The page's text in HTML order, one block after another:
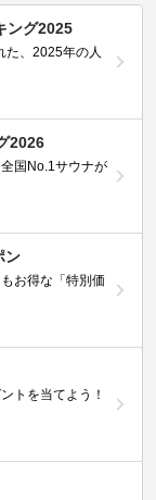
ング2025
た、2025年の人
2026
国No.1サウナが
ン
お得な「特別価
トを当てよう！